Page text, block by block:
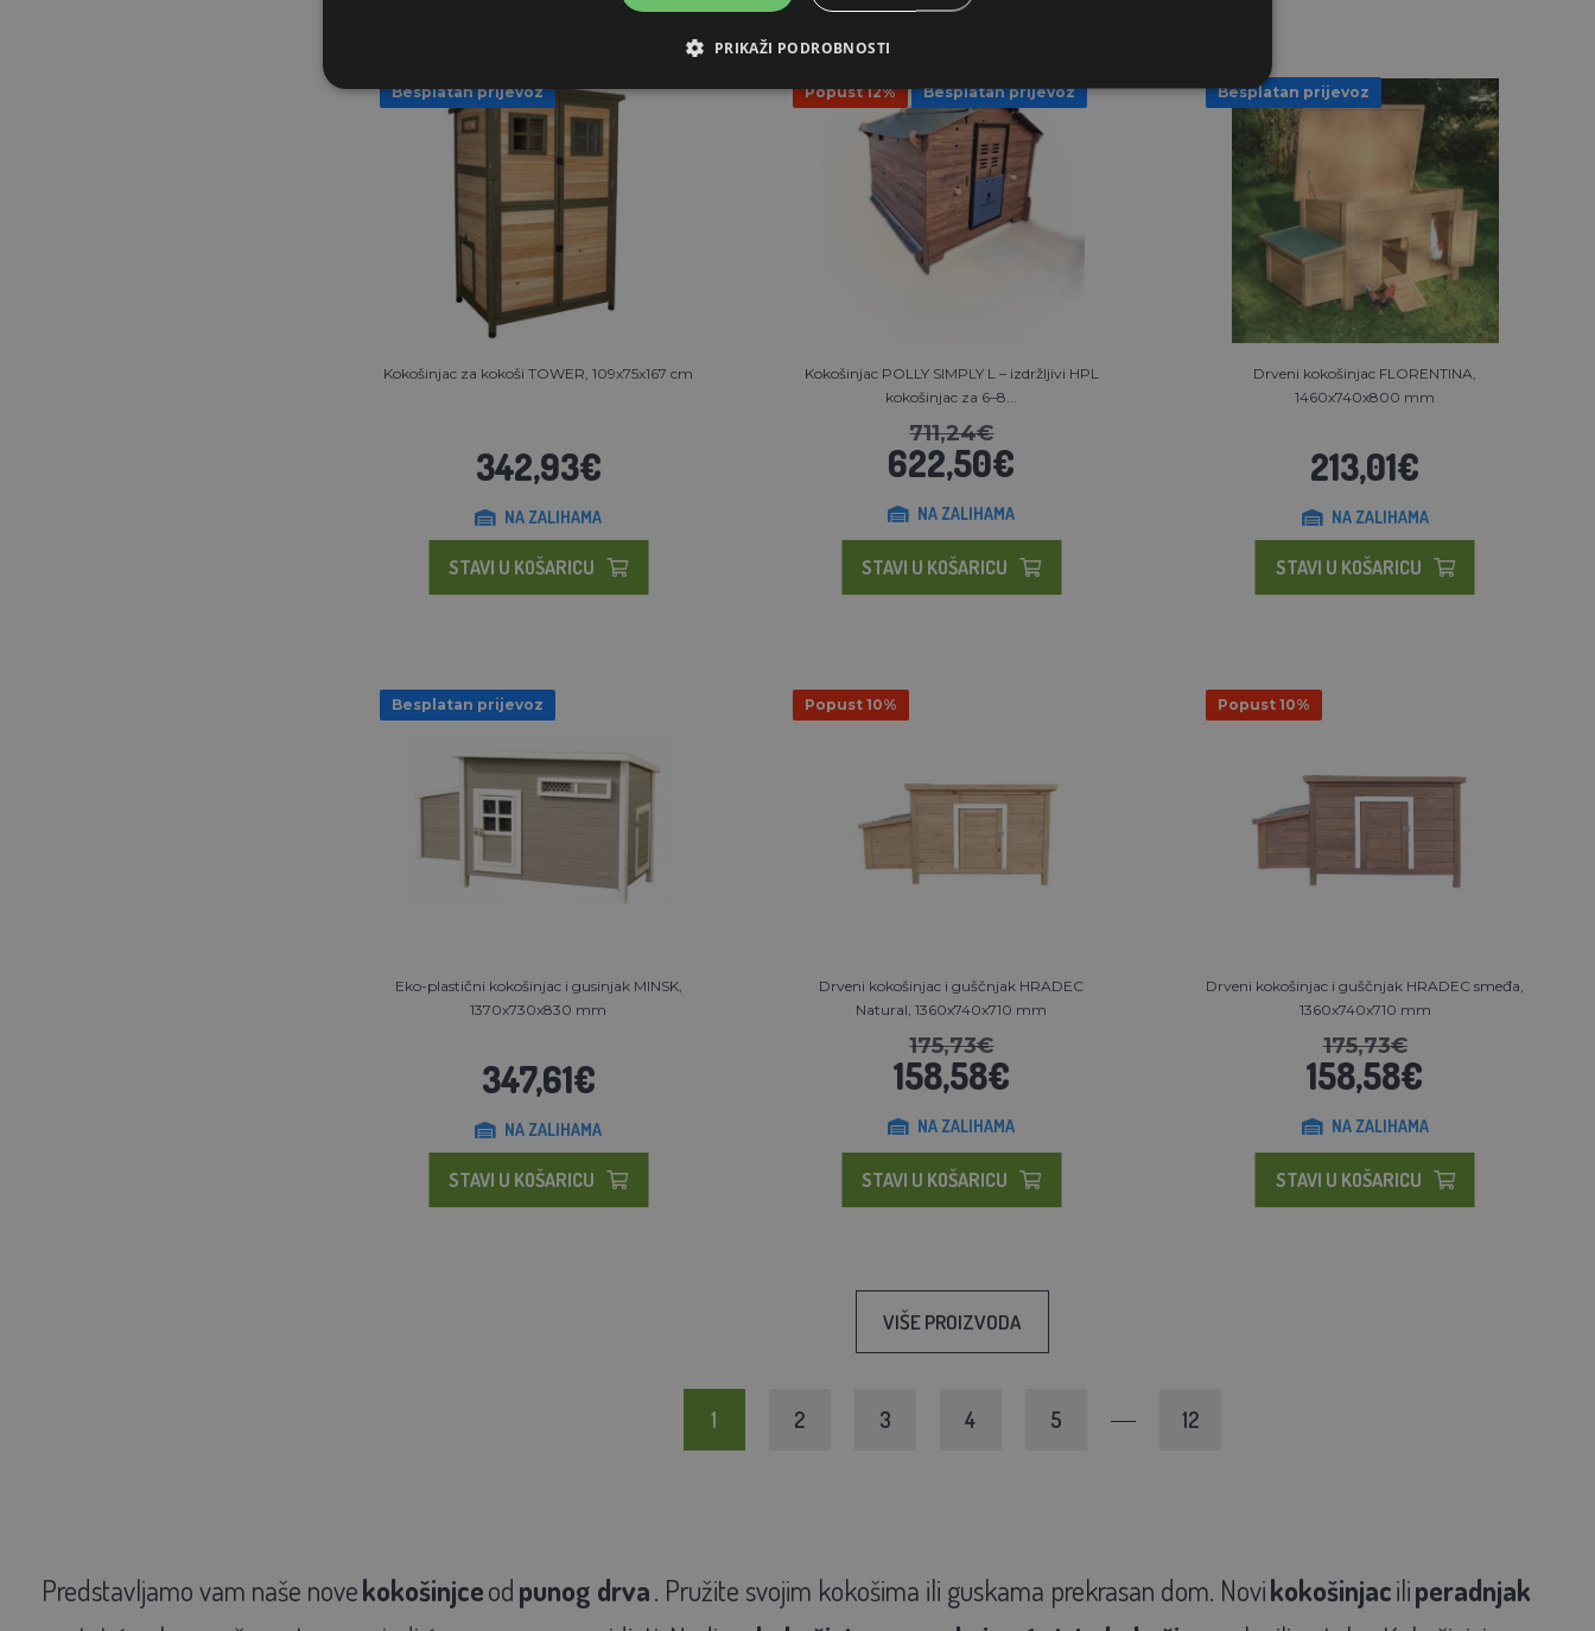
Besplatan prijevoz
Kokošinjac za kokoši TOWER, 109x75x167 cm
342,93€
NA ZALIHAMA
STAVI U KOŠARICU
Popust 12% Besplatan prijevoz
Kokošinjac POLLY SIMPLY L – izdržljivi HPL
kokošinjac za 6–8...
711,24€
622,50€
NA ZALIHAMA
STAVI U KOŠARICU
Besplatan prijevoz
Drveni kokošinjac FLORENTINA,
1460x740x800 mm
213,01€
NA ZALIHAMA
STAVI U KOŠARICU
Besplatan prijevoz
Eko-plastični kokošinjac i gusinjak MINSK,
1370x730x830 mm
347,61€
NA ZALIHAMA
STAVI U KOŠARICU
Popust 10%
Drveni kokošinjac i guščnjak HRADEC
Natural, 1360x740x710 mm
175,73€
158,58€
NA ZALIHAMA
STAVI U KOŠARICU
Popust 10%
Drveni kokošinjac i guščnjak HRADEC smeđa,
1360x740x710 mm
175,73€
158,58€
NA ZALIHAMA
STAVI U KOŠARICU
VIŠE PROIZVODA
1 2 3 4 5 12
Predstavljamo vam naše novekokošinjceodpunog drva. Pružite svojim kokošima ili guskama prekrasan dom. Novikokošinjaciliperadnjak
PRIKAŽI PODROBNOSTI